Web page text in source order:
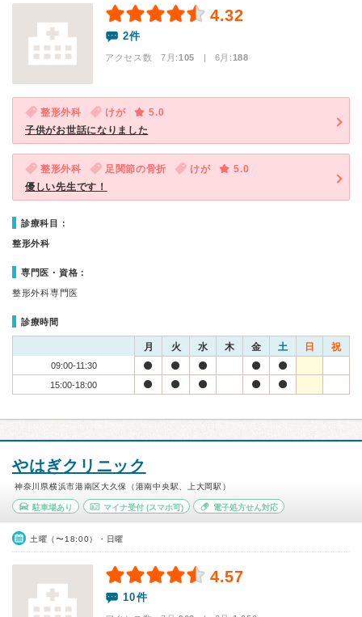
4.32
2件
アクセス数 7月:105 | 6月:188
整形外科 けが
5.0
子供がお世話になりました
整形外科 足関節の骨折 けが
5.0
優しい先生です！
診療科目：
整形外科
専門医・資格：
整形外科専門医
診療時間
月 火 水 木 金 土 日 祝
09:00-11:30
15:00-18:00
やはぎクリニック
神奈川県横浜市港南区大久保（港南中央駅、上大岡駅）
駐車場あり マイナ受付(スマホ可) 電子処方せん対応
土曜（〜18:00）・日曜
4.57
10件